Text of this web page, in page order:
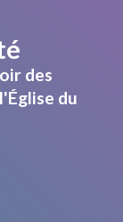
des
du